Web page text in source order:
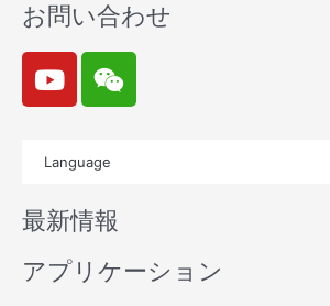
お問い合わせ
Y
o
u
b
e
W
e
i
n
Language
最新情報
アプリケーション